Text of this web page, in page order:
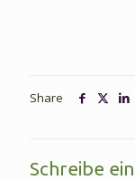
Share
Schreibe